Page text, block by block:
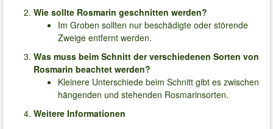
Wie sollte Rosmarin geschnitten werden?
Im Groben sollten nur beschädigte oder störende
Zweige entfernt werden.
Was muss beim Schnitt der verschiedenen Sorten von
Rosmarin beachtet werden?
Kleinere Unterschiede beim Schnitt gibt es zwischen
hängenden und stehenden Rosmarinsorten.
Weitere Informationen